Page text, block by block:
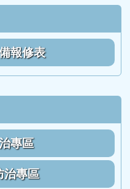
)第53屆甲班
)第53屆教師
報修表
專區
治專區